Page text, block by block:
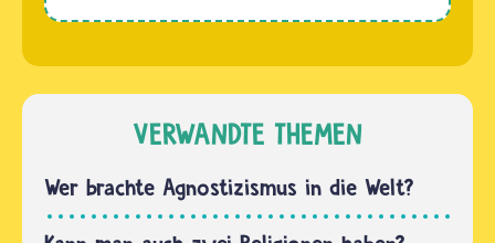
antiken
polytheistisch.
glaubten
an viele
Menschen,
die an
etwas
Wer zum
Beispiel
VERWANDTE THEMEN
Wer brachte Agnostizismus in die Welt?